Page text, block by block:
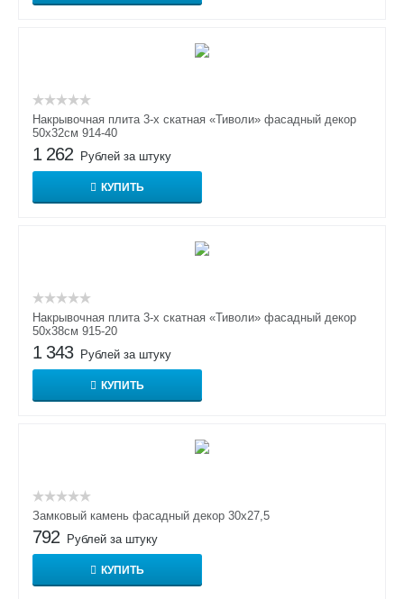
Накрывочная плита 3-х скатная «Тиволи» фасадный декор
50х32см 914-40
1 262 Рублей за штуку
КУПИТЬ
Накрывочная плита 3-х скатная «Тиволи» фасадный декор
50х38см 915-20
1 343 Рублей за штуку
КУПИТЬ
Замковый камень фасадный декор 30х27,5
792 Рублей за штуку
КУПИТЬ